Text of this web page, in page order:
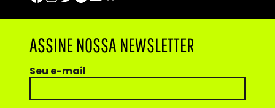
ASSINE NOSSA NEWSLETTER
Seu e-mail